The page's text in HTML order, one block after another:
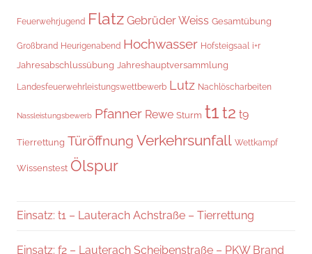
Feuerwehrjugend Flatz Gebrüder Weiss Gesamtübung
Großbrand Heurigenabend Hochwasser Hofsteigsaal i+r
Jahresabschlussübung Jahreshauptversammlung
Landesfeuerwehrleistungswettbewerb Lutz Nachlöscharbeiten
Nassleistungsbewerb Pfanner Rewe Sturm t1t2 t9
Tierrettung Türöffnung Verkehrsunfall Wettkampf
Wissenstest Ölspur
Einsatz: t1 – Lauterach Achstraße – Tierrettung
Einsatz: f2 – Lauterach Scheibenstraße – PKW Brand